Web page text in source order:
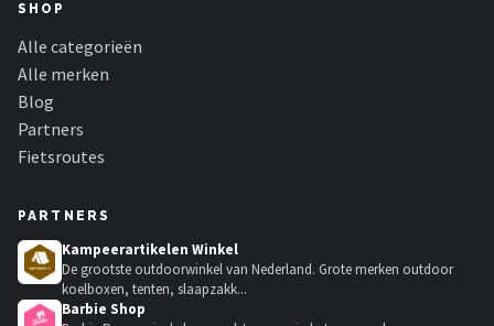
SHOP
Alle categorieën
Alle merken
Blog
Partners
Fietsroutes
PARTNERS
Kampeerartikelen Winkel
De grootste outdoorwinkel van Nederland. Grote merken outdoor
koelboxen, tenten, slaapzakk...
Barbie Shop